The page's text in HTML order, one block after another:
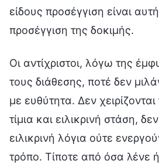
είδους προσέγγιση είναι
προσέγγιση της δοκιμής.
Οι αντίχριστοι, λόγω της
τους διάθεσης, ποτέ δεν
με ευθύτητα. Δεν
τίμια και ειλικρινή στάση,
ειλικρινή λόγια ούτε
τρόπο. Τίποτε από όσα λένε